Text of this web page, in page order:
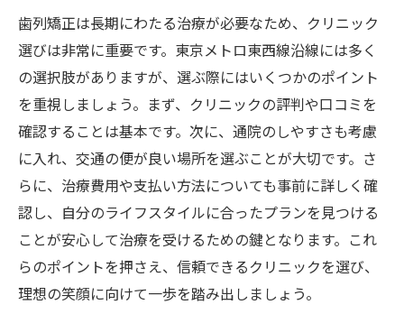
理想の笑顔を手に入れる！東京メトロ東西線で
の歯列矯正の第一歩
理想の笑顔を手に入れるためのスタート
最初のステップとしての相談予約
東京メトロ東西線で始める矯正治療の流れ
最適な矯正プランを一緒に考えよう
治療を始める前の心構えと準備
東京メトロ東西線沿線での治療開始をスム
ーズに
歯列矯正は長期にわたる治療が必要なため、クリニック
選びは非常に重要です。東京メトロ東西線沿線には多く
の選択肢がありますが、選ぶ際にはいくつかのポイント
を重視しましょう。まず、クリニックの評判や口コミを
確認することは基本です。次に、通院のしやすさも考慮
に入れ、交通の便が良い場所を選ぶことが大切です。さ
らに、治療費用や支払い方法についても事前に詳しく確
認し、自分のライフスタイルに合ったプランを見つける
ことが安心して治療を受けるための鍵となります。これ
らのポイントを押さえ、信頼できるクリニックを選び、
理想の笑顔に向けて一歩を踏み出しましょう。